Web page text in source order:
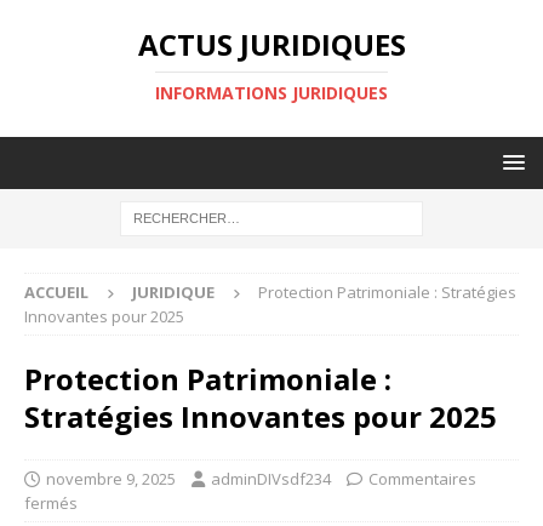
ACTUS JURIDIQUES
INFORMATIONS JURIDIQUES
ACCUEIL JURIDIQUE
Protection Patrimoniale : Stratégies
Innovantes pour 2025
Protection Patrimoniale :
Stratégies Innovantes pour 2025
novembre 9, 2025 adminDIVsdf234
Commentaires
fermés